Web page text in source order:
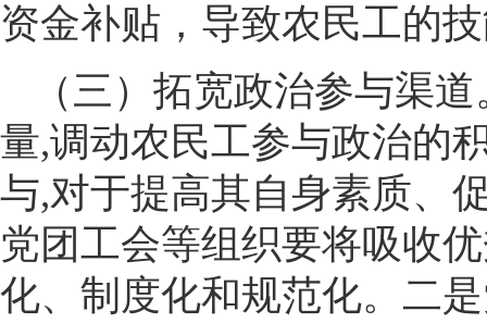
资金补贴，导致农民工的
（三）拓宽政治参与渠
量,调动农民工参与政治的
与,对于提高其自身素质、
党团工会等组织要将吸收
化、制度化和规范化。二